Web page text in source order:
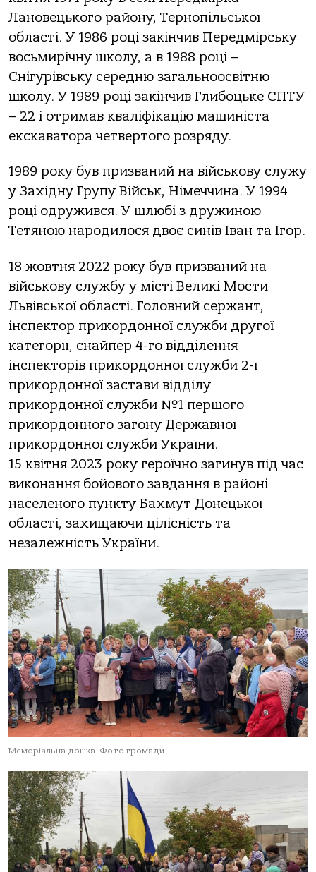
Лановецького району, Тернопільської
області. У 1986 році закінчив Передмірську
восьмирічну школу, а в 1988 році –
Снігурівську середню загальноосвітню
школу. У 1989 році закінчив Глибоцьке СПТУ
– 22 і отримав кваліфікацію машиніста
екскаватора четвертого розряду.
1989 року був призваний на військову служу
у Західну Групу Військ, Німеччина. У 1994
році одружився. У шлюбі з дружиною
Тетяною народилося двоє синів Іван та Ігор.
18 жовтня 2022 року був призваний на
військову службу у місті Великі Мости
Львівської області. Головний сержант,
інспектор прикордонної служби другої
категорії, снайпер 4-го відділення
інспекторів прикордонної служби 2-ї
прикордонної застави відділу
прикордонної служби №1 першого
прикордонного загону Державної
прикордонної служби України.
15 квітня 2023 року героїчно загинув під час
виконання бойового завдання в районі
населеного пункту Бахмут Донецької
області, захищаючи цілісність та
незалежність України.
Меморіальна дошка. Фото громади